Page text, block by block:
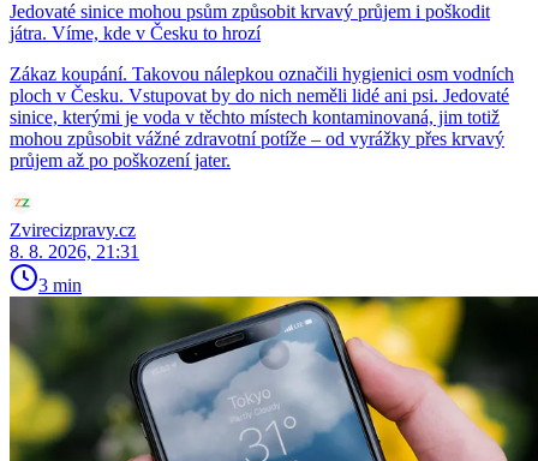
Jedovaté sinice mohou psům způsobit krvavý průjem i poškodit
játra. Víme, kde v Česku to hrozí
Zákaz koupání. Takovou nálepkou označili hygienici osm vodních
ploch v Česku. Vstupovat by do nich neměli lidé ani psi. Jedovaté
sinice, kterými je voda v těchto místech kontaminovaná, jim totiž
mohou způsobit vážné zdravotní potíže – od vyrážky přes krvavý
průjem až po poškození jater.
Zvirecizpravy.cz
8. 8. 2026, 21:31
3 min